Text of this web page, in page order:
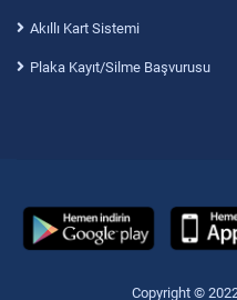
Akıllı Kart Sistemi
Plaka Kayıt/Silme Başvurusu
Copyright ©